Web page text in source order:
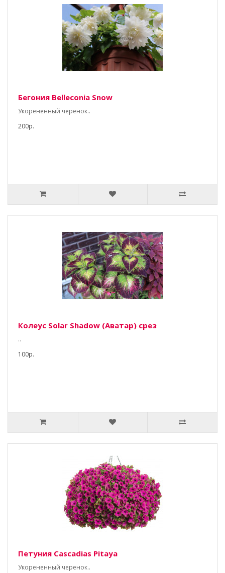
Бегония Belleconia Snow
Укорененный черенок..
200р.
Колеус Solar Shadow (Аватар) срез
..
100р.
Петуния Cascadias Pitaya
Укорененный черенок..